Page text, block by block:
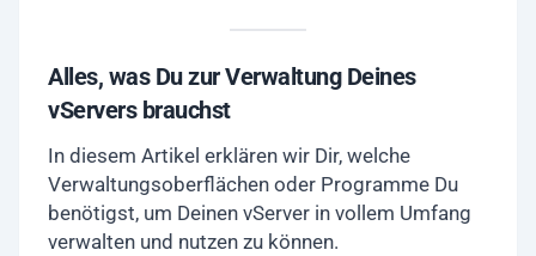
Alles, was Du zur Verwaltung Deines
vServers brauchst
In diesem Artikel erklären wir Dir, welche
Verwaltungsoberflächen oder Programme Du
benötigst, um Deinen vServer in vollem Umfang
verwalten und nutzen zu können.